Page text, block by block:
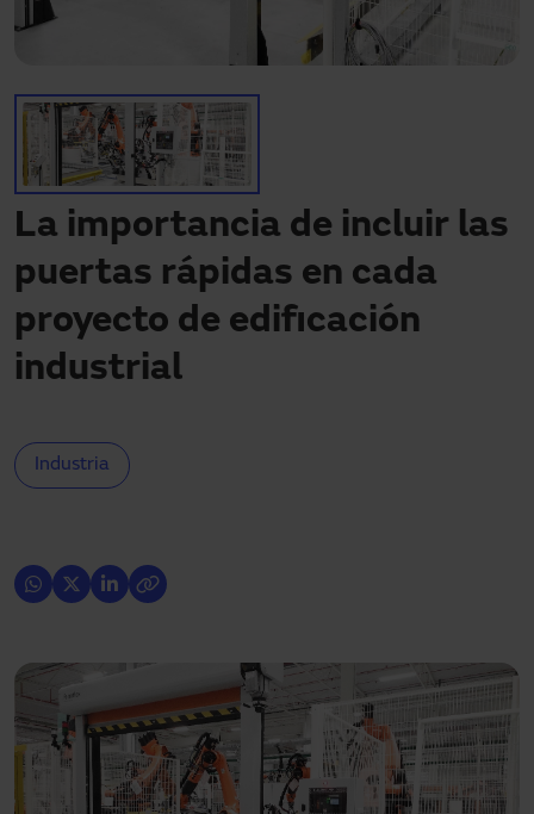
¿Necesitas asistencia?
La importancia de incluir las
puertas rápidas en cada
proyecto de edificación
industrial
Industria